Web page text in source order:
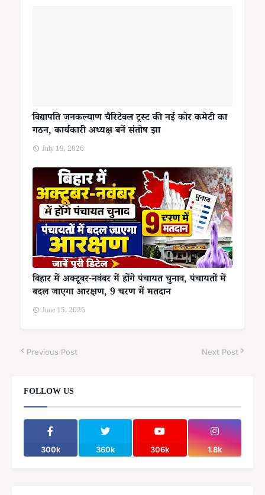
विद्यापति जनकल्याण चैरिटेबल ट्रस्ट की नई कोर कमेटी का
गठन, कार्यकारी अध्यक्ष बनें संतोष झा
July 19, 2026
बिहार में अक्टूबर-नवंबर में होंगे पंचायत चुनाव, पंचायतों में
बदल जाएगा आरक्षण, 9 चरण में मतदान
June 15, 2026
Previous Post Next Post
FOLLOW US
300k 360k 306k 1.8k